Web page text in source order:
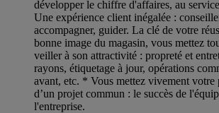
développer le chiffre d'affaires, au
Une expérience client inégalée :
accompagner, guider. La clé de votre
bonne image du magasin, vous mettez
veiller à son attractivité : propreté et
rayons, étiquetage à jour, opérations
avant, etc. * Vous mettez vivement
d’un projet commun : le succès de
l'entreprise.